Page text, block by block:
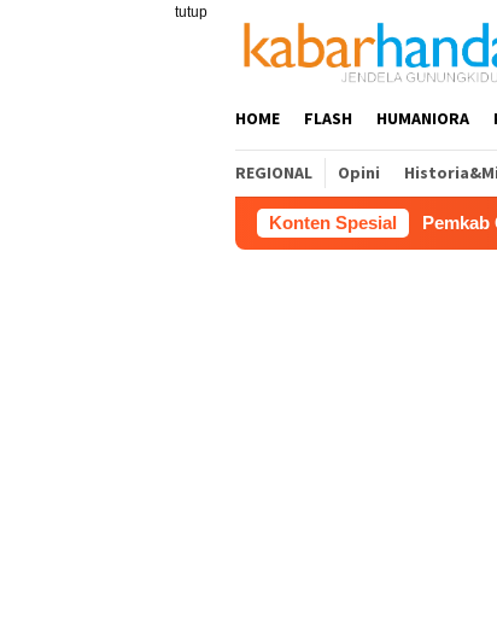
tutup
HOME FLASH HUMANIORA
REGIONAL Opini
Konten Spesial
Pemkab Gunungkidul